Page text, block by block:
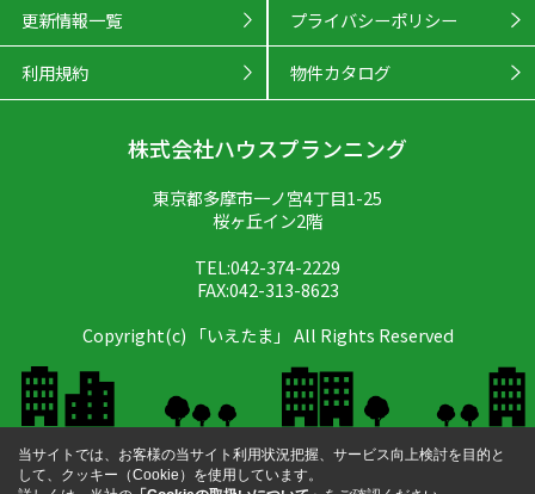
更新情報一覧 プライバシーポリシー
利用規約 物件カタログ
株式会社ハウスプランニング
東京都多摩市一ノ宮4丁目1-25
桜ヶ丘イン2階
TEL:042-374-2229
FAX:042-313-8623
Copyright(c) 「いえたま」 All Rights Reserved
当サイトでは、お客様の当サイト利用状況把握、サービス向上検討を目的と
して、クッキー（Cookie）を使用しています。